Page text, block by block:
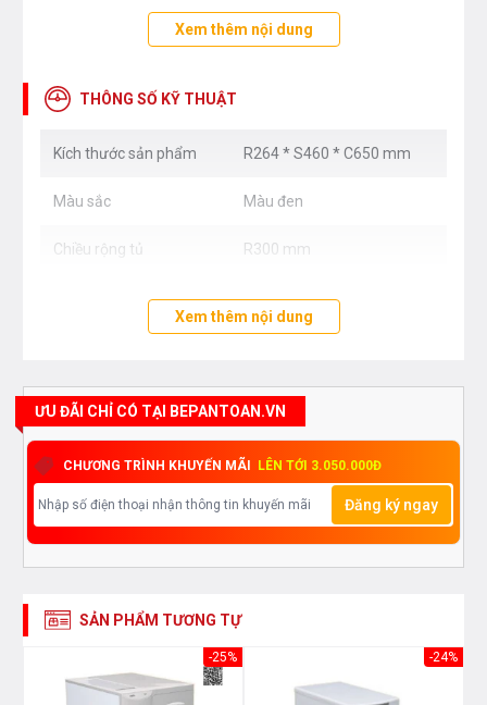
Xem thêm nội dung
THÔNG SỐ KỸ THUẬT
Kích thước sản phẩm R264 * S460 * C650 mm
Màu sắc Màu đen
Chiều rộng tủ R300 mm
Xem thêm nội dung
ƯU ĐÃI CHỈ CÓ TẠI BEPANTOAN.VN
CHƯƠNG TRÌNH KHUYẾN MÃI LÊN TỚI 3.050.000Đ
Đăng ký ngay
SẢN PHẨM TƯƠNG TỰ
-25% -24%